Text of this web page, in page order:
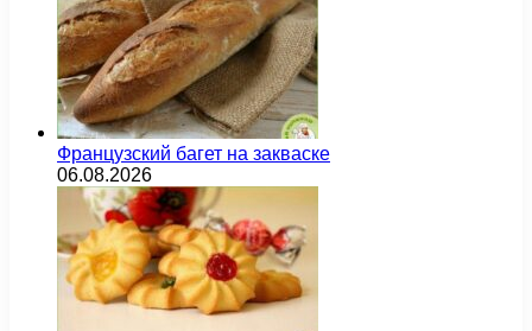
Французский багет на закваске
06.08.2026